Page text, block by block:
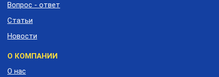
Вопрос - ответ
Статьи
Новости
О КОМПАНИИ
О нас